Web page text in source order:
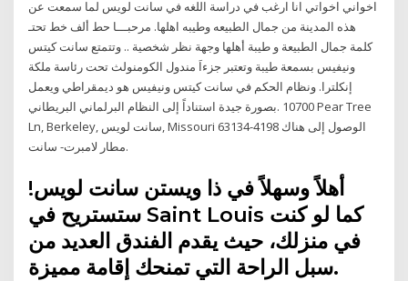
اخواني اخواتي انا ارغب في دراسة اللغه في سانت لويس لما سمعت عن
هذه المدينة من جمال الطبيعه وطيبه اهلها. مرحبـــا حط ألف خط تحتـ
كلمة جمال الطبيعة و طيبة أهلها وجهة نظر شخصية .. وتتمتع سانت كيتس
ونيفيس بسمعة طيبة وتعتبر جزءاَ مندول الكومنولث تحت رئاسة ملكة
إنكلترا. ونظام الحكم في سانت كيتس ونيفيس هو ديمقراطي ويعمل
بصورة جيدة استناداً إلى النظام البرلماني البريطاني. ‪10700 Pear Tree
Ln‬, ‪‪Berkeley‬‬, سانت لويس, ‪‪Missouri‬‬ 63134-4198 الوصول إلى هناك
مطار لامبرت- سانت.
أهلاً وسهلاً في ذا ويستن سانت لويس!
ستستريح في Saint Louis كما لو كنت
في منزلك، حيث يقدم الفندق العديد من
سبل الراحة التي تمنحك إقامة مميزة.